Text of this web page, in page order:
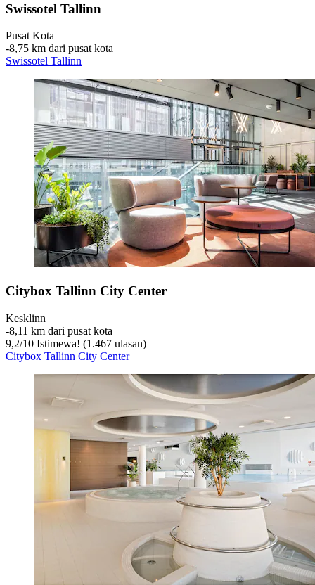
Swissotel Tallinn
Pusat Kota
‐8,75 km dari pusat kota
Swissotel Tallinn
Citybox Tallinn City Center
Kesklinn
‐8,11 km dari pusat kota
9,2/10 Istimewa! (1.467 ulasan)
Citybox Tallinn City Center